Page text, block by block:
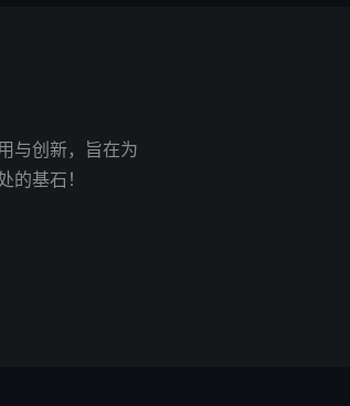
与创新，旨在为
基石！